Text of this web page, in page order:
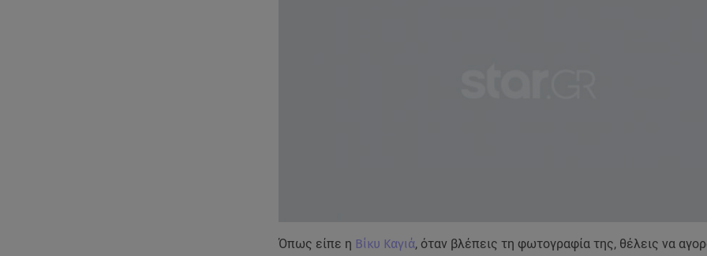
Όπως είπε η Βίκυ Καγιά, όταν βλέπεις τη φωτογραφία της, θέλεις να